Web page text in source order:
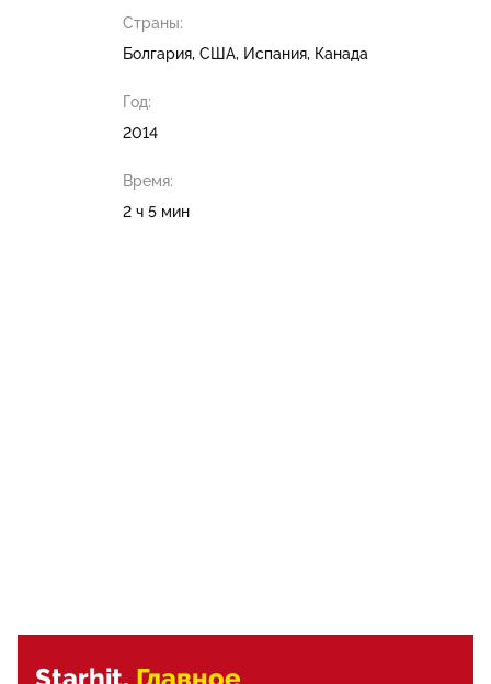
Страны:
Болгария, США, Испания, Канада
Год:
2014
Время:
2 ч 5 мин